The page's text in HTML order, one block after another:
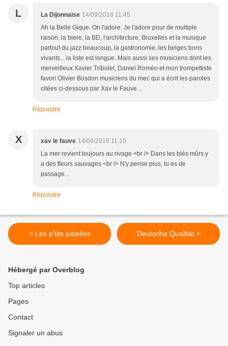
L La Dijonnaise 14/09/2018 11:45
Ah la Belle Gique. On l'adore. Je l'adore pour de multiple
raison, la biere, la BD, l'architecture, Bruxelles et la musique
partout du jazz beaucoup, la gastronomie, les belges bons
vivants... la liste est longue. Mais aussi ses musiciens dont les
merveilleux Xavier Tribolet, Daniel Roméo et mon trompettiste
favori Olivier Bosdon musiciens du mec qui a écrit les paroles
citées ci-dessous par Xav le Fauve...
Répondre
X xav le fauve 14/09/2018 11:10
La mer revient toujours au rivage <br /> Dans les blés mûrs y
a des fleurs sauvages <br /> N'y pense plus, tu es de
passage...
Répondre
< Les p'tits patelins Deutsche Qualität >
Hébergé par Overblog
Top articles
Pages
Contact
Signaler un abus